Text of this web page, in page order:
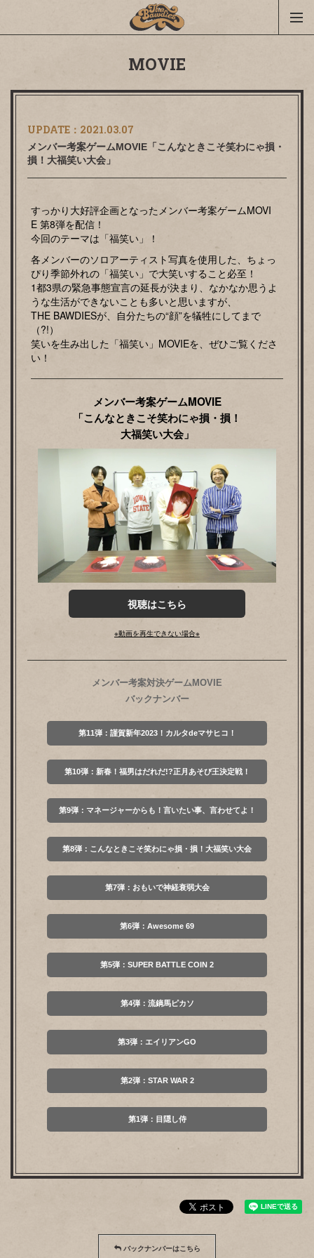
MOVIE
UPDATE： 2021.03.07
メンバー考案ゲームMOVIE「こんなときこそ笑わにゃ損・
損！大福笑い大会」
すっかり大好評企画となったメンバー考案ゲームMOVI
E 第8弾を配信！
今回のテーマは「福笑い」！
各メンバーのソロアーティスト写真を使用した、ちょっ
ぴり季節外れの「福笑い」で大笑いすること必至！
1都3県の緊急事態宣言の延長が決まり、なかなか思うよ
うな生活ができないことも多いと思いますが、
THE BAWDIESが、自分たちの“顔”を犠牲にしてまで
（?!）
笑いを生み出した「福笑い」MOVIEを、ぜひご覧くださ
い！
メンバー考案ゲームMOVIE
「こんなときこそ笑わにゃ損・損！
大福笑い大会」
視聴はこちら
※動画を再生できない場合※
メンバー考案対決ゲームMOVIE
バックナンバー
第11弾：謹賀新年2023！カルタdeマサヒコ！
第10弾：新春！福男はだれだ!?正月あそび王決定戦！
第9弾：マネージャーからも！言いたい事、言わせてよ！
第8弾：こんなときこそ笑わにゃ損・損！大福笑い大会
第7弾：おもいで神経衰弱大会
第6弾：Awesome 69
第5弾：SUPER BATTLE COIN 2
第4弾：流鏑馬ピカソ
第3弾：エイリアンGO
第2弾：STAR WAR 2
第1弾：目隠し侍
バックナンバーはこちら